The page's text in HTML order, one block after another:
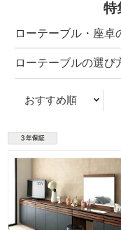
特
ローテーブル・座卓
ローテーブルの選び
おすすめ順